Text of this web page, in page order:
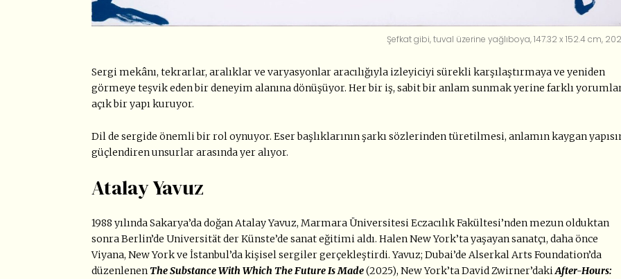
Şefkat gibi, tuval üzerine yağlıboya, 147.32 x 152.4 cm,
Sergi mekânı, tekrarlar, aralıklar ve varyasyonlar aracılığıyla izleyiciyi sürekli karşılaştırmaya ve yeniden
görmeye teşvik eden bir deneyim alanına dönüşüyor. Her bir iş, sabit bir anlam sunmak yerine farklı
açık bir yapı kuruyor.
Dil de sergide önemli bir rol oynuyor. Eser başlıklarının şarkı sözlerinden türetilmesi, anlamın kaygan
güçlendiren unsurlar arasında yer alıyor.
Atalay Yavuz
1988 yılında Sakarya’da doğan Atalay Yavuz, Marmara Üniversitesi Eczacılık Fakültesi’nden mezun olduktan
sonra Berlin’de Universität der Künste’de sanat eğitimi aldı. Halen New York’ta yaşayan sanatçı, daha önce
Viyana, New York ve İstanbul’da kişisel sergiler gerçekleştirdi. Yavuz; Dubai’de Alserkal Arts Foundation’da
düzenlenenThe Substance With Which The Future Is Made(2025), New York’ta David Zwirner’dakiAfter-Hours: